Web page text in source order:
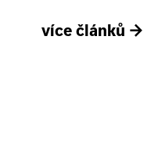
více článků →